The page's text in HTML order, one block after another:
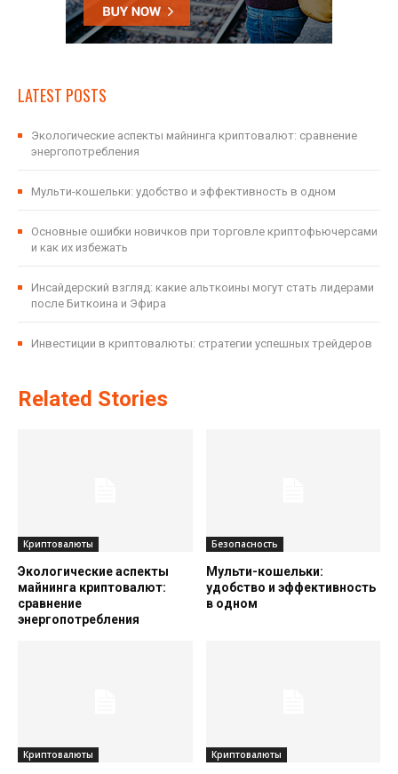
LATEST POSTS
Экологические аспекты майнинга криптовалют: сравнение
энергопотребления
Мульти-кошельки: удобство и эффективность в одном
Основные ошибки новичков при торговле криптофьючерсами
и как их избежать
Инсайдерский взгляд: какие альткоины могут стать лидерами
после Биткоина и Эфира
Инвестиции в криптовалюты: стратегии успешных трейдеров
Related Stories
Криптовалюты
Экологические аспекты
майнинга криптовалют:
сравнение
энергопотребления
Безопасность
Мульти-кошельки:
удобство и эффективность
в одном
Криптовалюты Криптовалюты